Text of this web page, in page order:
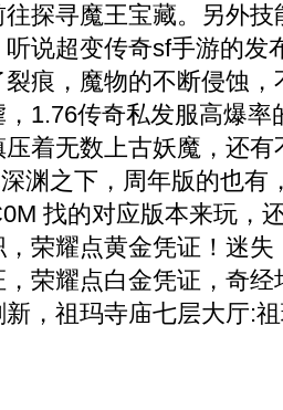
探寻魔王宝藏。另外
说超变传奇sf手游的发
痕，魔物的不断侵蚀
1.76传奇私发服高爆率
着无数上古妖魔，还
渊之下，周年版的也有
找的对应版本来玩，
荣耀点黄金凭证！迷
荣耀点白金凭证，奇
，祖玛寺庙七层大厅: